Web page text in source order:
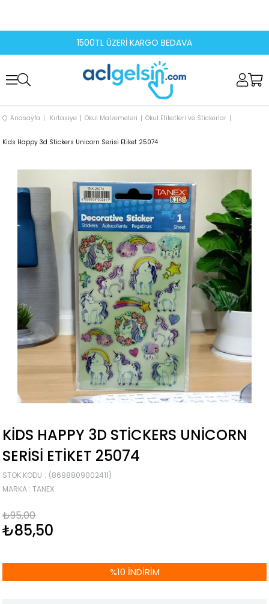
1500TL ÜZERİ KARGO BEDAVA
Anasayfa Kırtasiye Okul Malzemeleri Okul Etiketleri ve Stickerlar
Kids Happy 3d Stickers Unicorn Serisi Etiket 25074
KIDS HAPPY 3D STICKERS UNICORN
SERISI ETIKET 25074
STOK KODU
(8698809002411)
MARKA : TANEX
₺95,00
₺85,50
%10 İNDIRIM